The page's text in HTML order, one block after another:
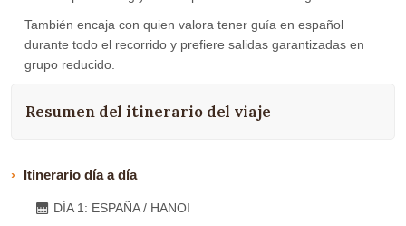
También encaja con quien valora tener guía en español
durante todo el recorrido y prefiere salidas garantizadas en
grupo reducido.
Resumen del itinerario del viaje
Itinerario día a día
DÍA 1: ESPAÑA / HANOI